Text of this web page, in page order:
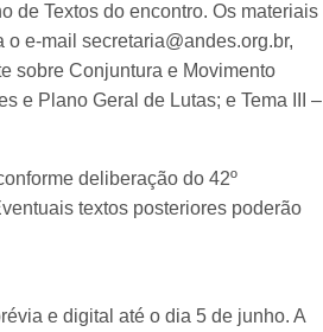
de Textos do encontro. Os materiais
e-mail secretaria@andes.org.br,
sobre Conjuntura e Movimento
e Plano Geral de Lutas; e Tema III –
deliberação do 42º
textos posteriores poderão
e digital até o dia 5 de junho. A